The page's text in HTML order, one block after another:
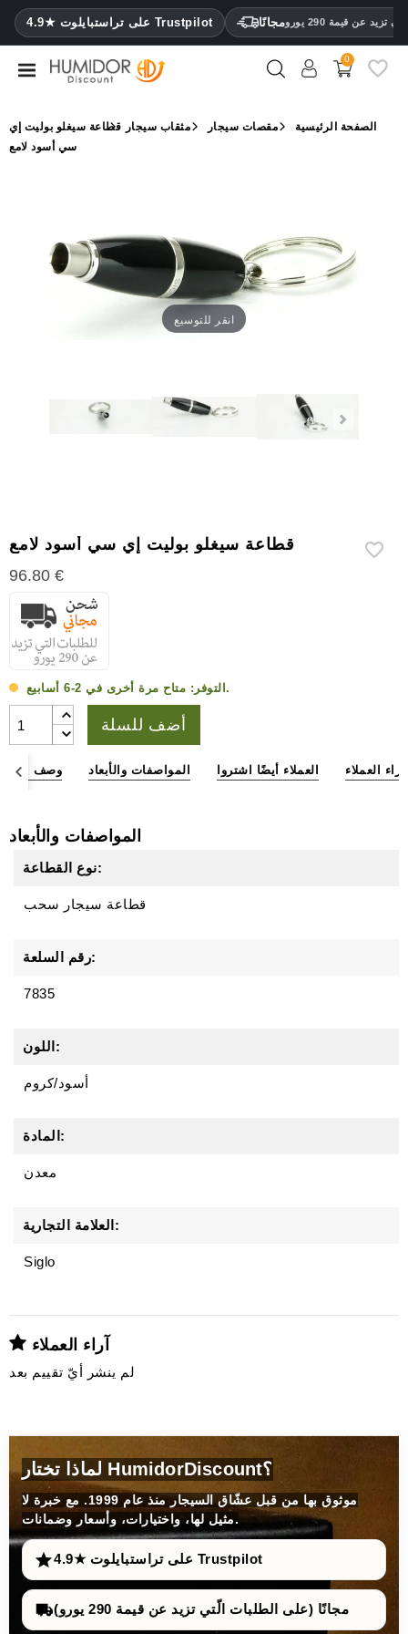
4.9★ على تراستبايلوت Trustpilot مجانًا عن قيمة 290 يورو CATEGORY
مرطب
خزائن
ترطيب
0
الصفحة الرئيسية مقصات سيجار مثقاب سيجار قطاعة سيغلو بوليت إي
سي أسود لامع
انقر للتوسيع
قطاعة سيغلو بوليت إي سي أسود لامع
96.80 €
التوفر: متاح مرة أخرى في 2-6 أسابيع.
أضف للسلة
وصف المواصفات والأبعاد العملاء أيضًا اشتروا آراء العملاء
المواصفات والأبعاد
نوع القطاعة:
قطاعة سيجار سحب
رقم السلعة:
7835
اللون:
أسود/كروم
المادة:
معدن
العلامة التجارية:
Siglo
آراء العملاء
لم ينشر أيّ تقييم بعد
لماذا تختار HumidorDiscount؟
موثوق بها من قبل عشّاق السيجار منذ عام 1999. مع خبرة لا
مثيل لها، واختيارات، وأسعار وضمانات.
4.9★ على تراستبايلوت Trustpilot
مجانًا (على الطلبات الّتي تزيد عن قيمة 290 يورو)